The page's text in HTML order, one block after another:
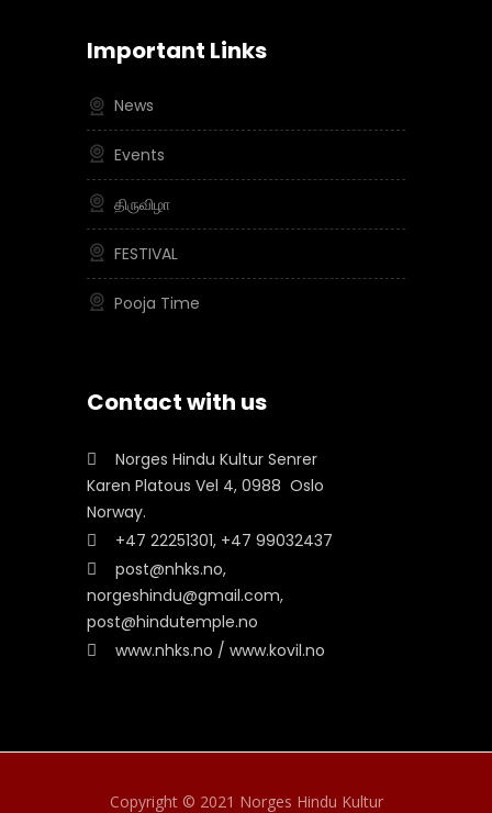
Important Links
News
Events
திருவிழா
FESTIVAL
Pooja Time
Contact with us
Norges Hindu Kultur Senrer
Karen Platous Vel 4, 0988 Oslo
Norway.
+47 22251301, +47 99032437
post@nhks.no,
norgeshindu@gmail.com,
post@hindutemple.no
www.nhks.no / www.kovil.no
Copyright © 2021 Norges Hindu Kultur